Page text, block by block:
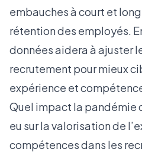
embauches à court et
rétention des employés.
données aidera à ajuster
recrutement pour mieux
expérience et
Quel impact la pandémie
eu sur la valorisation de
compétences dans les